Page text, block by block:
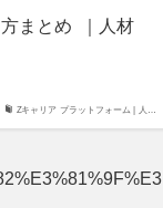
Zキャリア プラットフォーム | 人…
まとめ ｜人材